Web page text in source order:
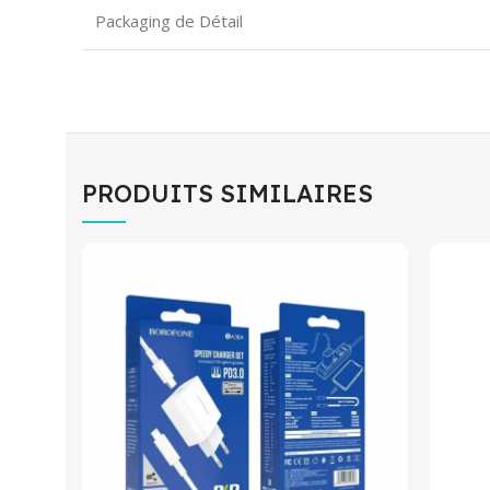
Packaging de Détail
PRODUITS SIMILAIRES